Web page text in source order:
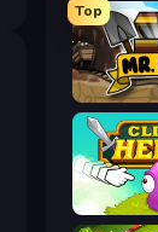
Top
Mr. Mine
Clicker